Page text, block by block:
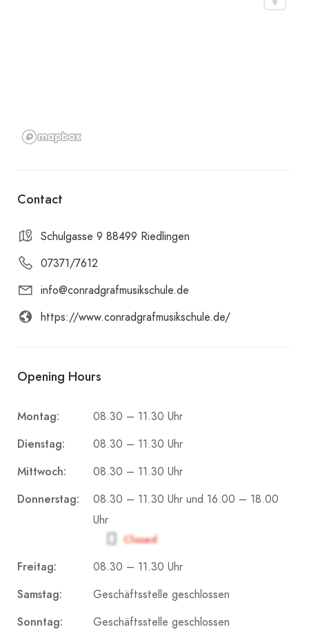
Contact
Schulgasse 9 88499 Riedlingen
07371/7612
info@conradgrafmusikschule.de
https://www.conradgrafmusikschule.de/
Opening Hours
Montag: 08.30 – 11.30 Uhr
Dienstag: 08.30 – 11.30 Uhr
Mittwoch: 08.30 – 11.30 Uhr
Donnerstag:
08.30 – 11.30 Uhr und 16.00 – 18.00
Uhr
Closed
Freitag: 08.30 – 11.30 Uhr
Samstag: Geschäftsstelle geschlossen
Sonntag: Geschäftsstelle geschlossen